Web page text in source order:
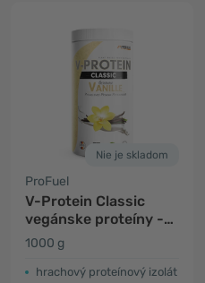
Nie je skladom
ProFuel
V-Protein Classic
vegánske proteíny -
vanilka
1000 g
hrachový proteínový izolát